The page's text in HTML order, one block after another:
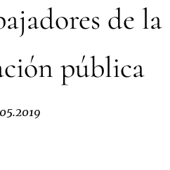
de la
pública